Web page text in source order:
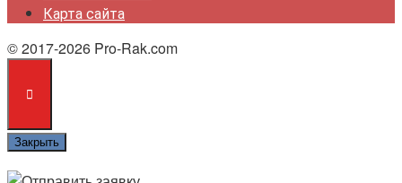
Карта сайта
© 2017-2026 Pro-Rak.com
Закрыть